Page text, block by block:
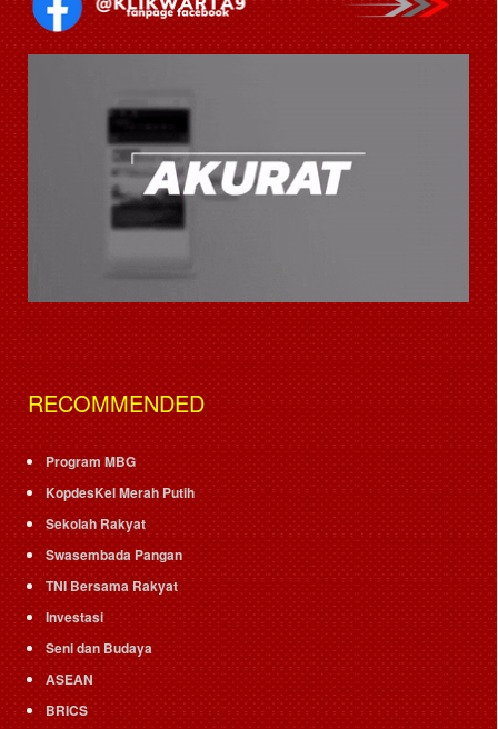
RECOMMENDED
Program MBG
KopdesKel Merah Putih
Sekolah Rakyat
Swasembada Pangan
TNI Bersama Rakyat
Investasi
Seni dan Budaya
ASEAN
BRICS